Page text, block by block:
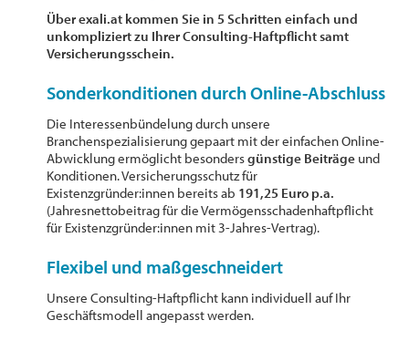
Über exali.at kommen Sie in 5 Schritten einfach und
unkompliziert zu Ihrer Consulting-Haftpflicht samt
Versicherungsschein.
Sonderkonditionen durch Online-Abschluss
Die Interessenbündelung durch unsere
Branchenspezialisierung gepaart mit der einfachen Online-
Abwicklung ermöglicht besondersgünstige Beiträge und
Konditionen. Versicherungsschutz für
Existenzgründer:innen bereits ab 191,25 Euro p.a.
(Jahresnettobeitrag für die Vermögensschadenhaftpflicht
für Existenzgründer:innen mit 3-Jahres-Vertrag).
Flexibel und maßgeschneidert
Unsere Consulting-Haftpflicht kann individuell auf Ihr
Geschäftsmodell angepasst werden.